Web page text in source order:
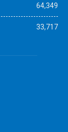
64,349
33,717